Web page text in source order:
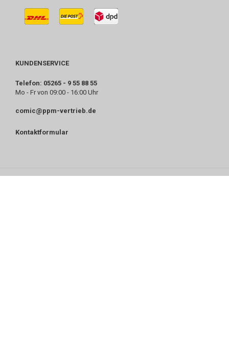
KUNDENSERVICE
Telefon: 05265 - 9 55 88 55
Mo - Fr von 09:00 - 16:00 Uhr
comic@ppm-vertrieb.de
Kontaktformular